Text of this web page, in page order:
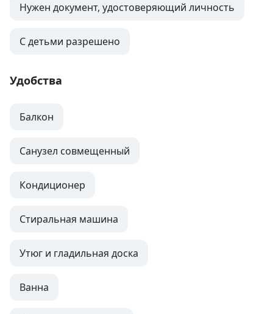
Нужен документ, удостоверяющий личность
С детьми разрешено
Удобства
Балкон
Санузел совмещенный
Кондиционер
Стиральная машина
Утюг и гладильная доска
Ванна